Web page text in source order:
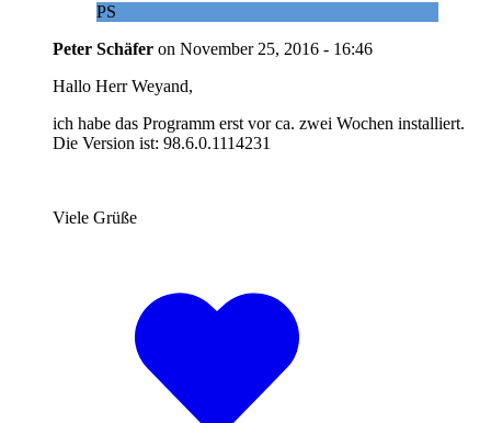
PS
Peter Schäfer on November 25, 2016 - 16:46
Hallo Herr Weyand,
ich habe das Programm erst vor ca. zwei Wochen installiert.
Die Version ist: 98.6.0.1114231
Viele Grüße